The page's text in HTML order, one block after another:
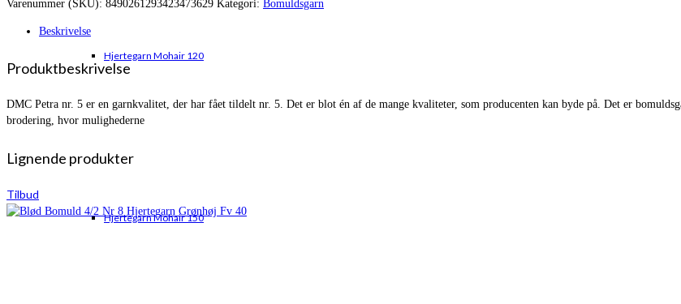
Hjertegarn Mohair 120
Hjertegarn Mohair 150
var:
er:
Varenummer (SKU): 8490261293423473629 Kategori: Bomuldsgarn
Beskrivelse
Produktbeskrivelse
DMC Petra nr. 5 er en garnkvalitet, der har fået tildelt nr. 5. Det er blot én af de mange kvaliteter, som producenten kan byde på. Det er
brodering, hvor mulighederne
Lignende produkter
Tilbud